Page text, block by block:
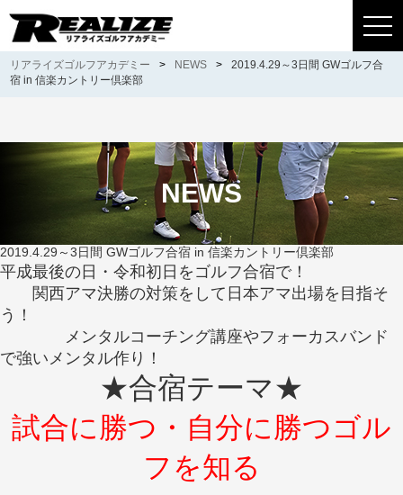
リアライズゴルフアカデミー > NEWS >
2019.4.29～3日間 GWゴルフ合
宿 in 信楽カントリー倶楽部
NEWS
2019.4.29～3日間 GWゴルフ合宿 in 信楽カントリー倶楽部
平成最後の日・令和初日をゴルフ合宿で！
関西アマ決勝の対策をして日本アマ出場を目指そ
う！
メンタルコーチング講座やフォーカスバンド
で強いメンタル作り！
★合宿テーマ★
試合に勝つ・自分に勝つゴル
フを知る